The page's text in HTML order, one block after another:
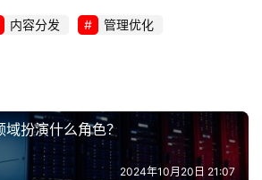
内容分发 管理优化
扮演什么角色？
2024年10月20日 21:07